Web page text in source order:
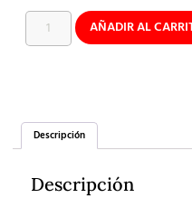
AÑADIR AL
Descripción
Descripción